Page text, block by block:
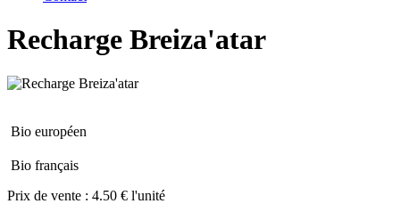
Recharge Breiza'atar
Bio européen
Bio français
Prix de vente : 4.50 € l'unité